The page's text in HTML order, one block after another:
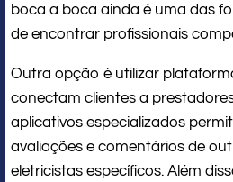
boca a boca ainda é uma das
de encontrar profissionais
Outra opção é utilizar
conectam clientes a
aplicativos especializados
avaliações e comentários de
eletricistas específicos. Além